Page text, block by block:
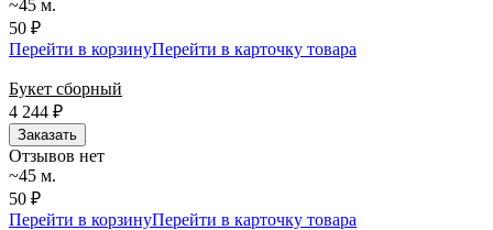
~45 м.
50 ₽
Перейти в корзинуПерейти в карточку товара
Букет сборный
4 244 ₽
Заказать
Отзывов нет
~45 м.
50 ₽
Перейти в корзинуПерейти в карточку товара